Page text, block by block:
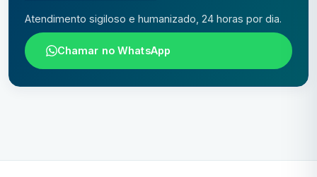
Atendimento sigiloso e humanizado, 24 horas por dia.
Chamar no WhatsApp